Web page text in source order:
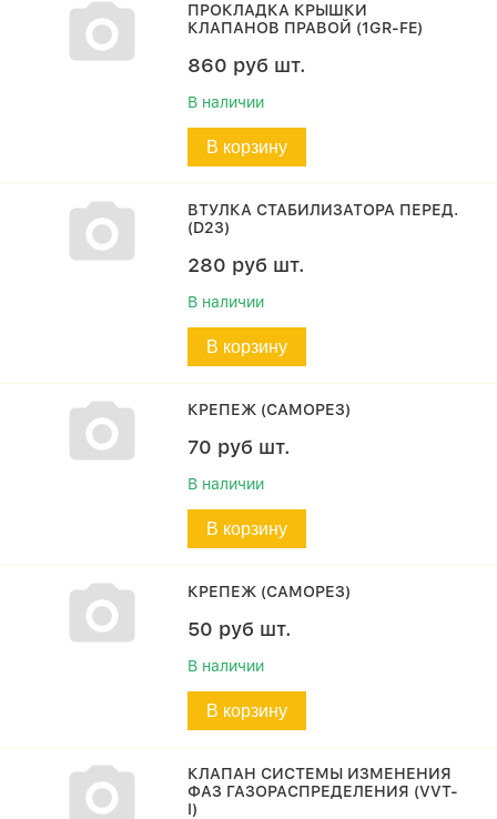
ПРОКЛАДКА КРЫШКИ
КЛАПАНОВ ПРАВОЙ (1GR-FE)
860 руб шт.
В наличии
В корзину
ВТУЛКА СТАБИЛИЗАТОРА ПЕРЕД.
(D23)
280 руб шт.
В наличии
В корзину
КРЕПЕЖ (САМОРЕЗ)
70 руб шт.
В наличии
В корзину
КРЕПЕЖ (САМОРЕЗ)
50 руб шт.
В наличии
В корзину
КЛАПАН СИСТЕМЫ ИЗМЕНЕНИЯ
ФАЗ ГАЗОРАСПРЕДЕЛЕНИЯ (VVT-
I)